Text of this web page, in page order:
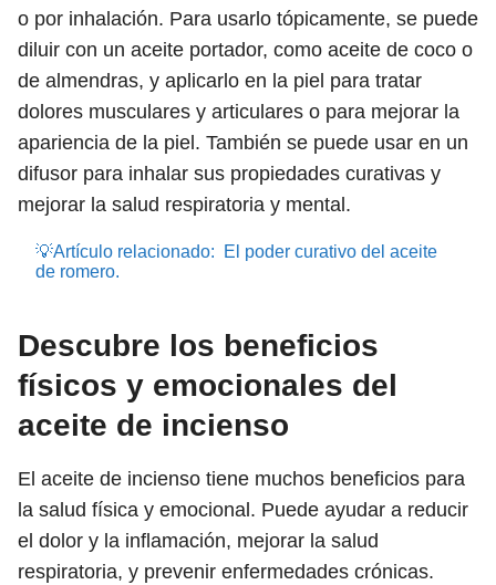
o por inhalación. Para usarlo tópicamente, se puede
diluir con un aceite portador, como aceite de coco o
de almendras, y aplicarlo en la piel para tratar
dolores musculares y articulares o para mejorar la
apariencia de la piel. También se puede usar en un
difusor para inhalar sus propiedades curativas y
mejorar la salud respiratoria y mental.
💡Artículo relacionado:
El poder curativo del aceite
de romero.
Descubre los beneficios
físicos y emocionales del
aceite de incienso
El aceite de incienso tiene muchos beneficios para
la salud física y emocional. Puede ayudar a reducir
el dolor y la inflamación, mejorar la salud
respiratoria, y prevenir enfermedades crónicas.